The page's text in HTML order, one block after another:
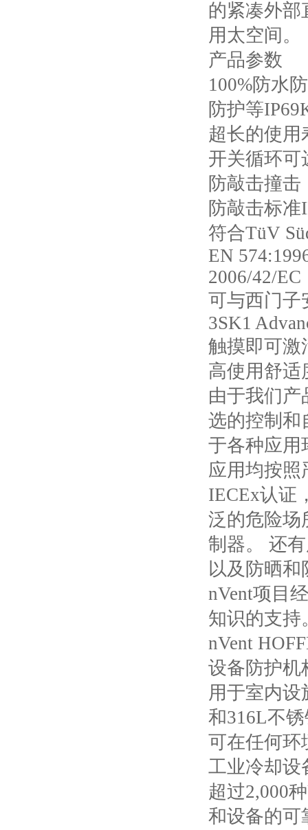
的紧凑外
用太空间。
产品参数
100%防水
防护等
超长的使用
开关循环可
防敲击撞击
防敲击标准
符合TüV
EN
2006/42/EC
可与西门子
3SK1
触摸即可激
高使用舒适
由于我们产
选的控制和
于各种应用
应用均按照
IECEx认证
泛的危险场
制器。 还
以及防晒和
nVent项目
知识的支持
nVent
设备防护机
用于室内设
和316L不
可在任何环
工业冷却设
超过2,000
和设备的可